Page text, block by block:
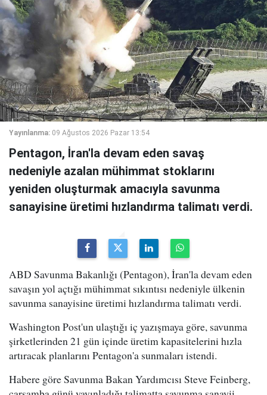
Yayınlanma: 09 Ağustos 2026 Pazar 13:54
Pentagon, İran'la devam eden savaş
nedeniyle azalan mühimmat stoklarını
yeniden oluşturmak amacıyla savunma
sanayisine üretimi hızlandırma talimatı verdi.
ABD Savunma Bakanlığı (Pentagon), İran'la devam eden
savaşın yol açtığı mühimmat sıkıntısı nedeniyle ülkenin
savunma sanayisine üretimi hızlandırma talimatı verdi.
Washington Post'un ulaştığı iç yazışmaya göre, savunma
şirketlerinden 21 gün içinde üretim kapasitelerini hızla
artıracak planlarını Pentagon'a sunmaları istendi.
Habere göre Savunma Bakan Yardımcısı Steve Feinberg,